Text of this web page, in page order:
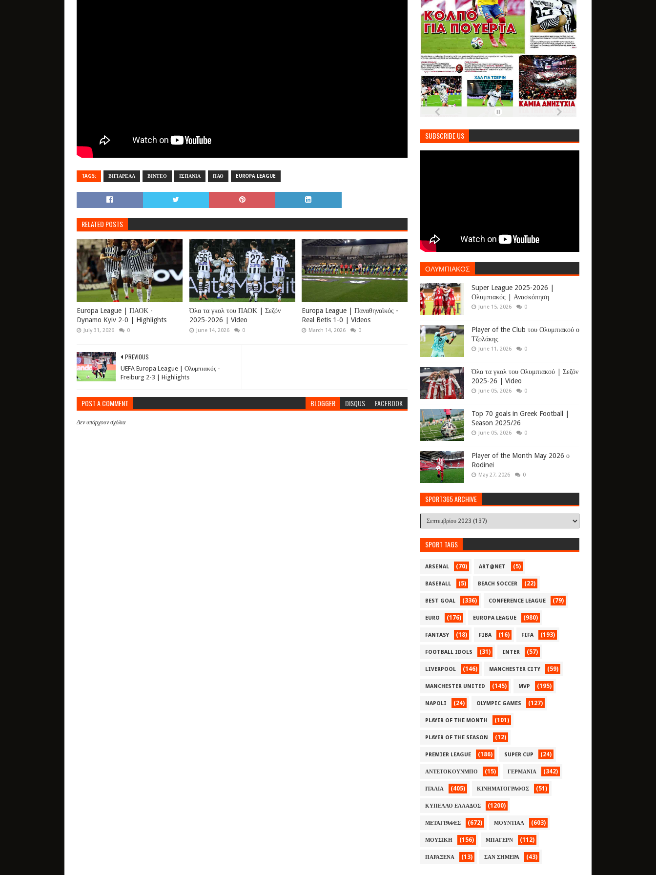
TAGS: ΒΙΓΙΑΡΕΑΛ ΒΙΝΤΕΟ ΙΣΠΑΝΙΑ ΠΑΟ EUROPA LEAGUE
RELATED POSTS
Europa League | ΠΑΟΚ -
Dynamo Kyiv 2-0 | Highlights
July 31, 2026 0
Όλα τα γκολ του ΠΑΟΚ | Σεζόν
2025-2026 | Video
June 14, 2026 0
Europa League | Παναθηναϊκός -
Real Betis 1-0 | Videos
March 14, 2026 0
PREVIOUS
UEFA Europa League | Ολυμπιακός -
Freiburg 2-3 | Highlights
POST A COMMENT BLOGGER DISQUS FACEBOOK
Δεν υπάρχουν σχόλια
SUBSCRIBE US
ΟΛΥΜΠΙΑΚΟΣ
Super League 2025-2026 |
Ολυμπιακός | Ανασκόπηση
June 15, 2026 0
Player of the Club του Ολυμπιακού ο
Τζολάκης
June 11, 2026 0
Όλα τα γκολ του Ολυμπιακού | Σεζόν
2025-26 | Video
June 05, 2026 0
Top 70 goals in Greek Football |
Season 2025/26
June 05, 2026 0
Player of the Month May 2026 ο
Rodinei
May 27, 2026 0
SPORT365 ARCHIVE
SPORT TAGS
ARSENAL (70) ART@NET (5)
BASEBALL (5) BEACH SOCCER (22)
BEST GOAL (336) CONFERENCE LEAGUE (79)
EURO (176) EUROPA LEAGUE (980)
FANTASY (18) FIBA (16) FIFA (193)
FOOTBALL IDOLS (31) INTER (57)
LIVERPOOL (146) MANCHESTER CITY (59)
MANCHESTER UNITED (145) MVP (195)
NAPOLI (24) OLYMPIC GAMES (127)
PLAYER OF THE MONTH (101)
PLAYER OF THE SEASON (12)
PREMIER LEAGUE (186) SUPER CUP (24)
ΑΝΤΕΤΟΚΟΥΝΜΠΟ (15) ΓΕΡΜΑΝΙΑ (342)
ΙΤΑΛΙΑ (405) ΚΙΝΗΜΑΤΟΓΡΑΦΟΣ (51)
ΚΥΠΕΛΛΟ ΕΛΛΑΔΟΣ (1200)
ΜΕΤΑΓΡΑΦΕΣ (672) ΜΟΥΝΤΙΑΛ (603)
ΜΟΥΣΙΚΗ (156) ΜΠΑΓΕΡΝ (112)
ΠΑΡΑΞΕΝΑ (13) ΣΑΝ ΣΗΜΕΡΑ (43)